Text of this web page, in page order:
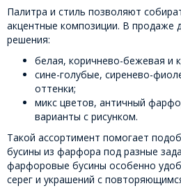
Палитра и стиль позволяют
акцентные композиции. В продаже
решения:
белая, коричнево-бежевая и
сине-голубые, сиренево-
оттенки;
микс цветов, античный
варианты с рисунком.
Такой ассортимент помогает
бусины из фарфора под разные
фарфоровые бусины особенно
серег и украшений с